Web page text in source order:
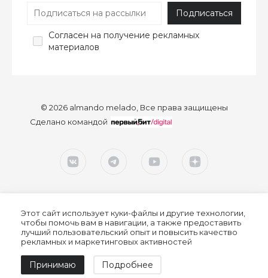
Согласен на получение рекламных
материалов
© 2026 almando melado, Все права защищены
Сделано командой
Согласие на обработку персональных данных
Политика конфиденциальности
Этот сайт использует куки-файлы и другие технологии,
чтобы помочь вам в навигации, а также предоставить
лучший пользовательский опыт и повысить качество
рекламных и маркетинговых активностей
Принимаю Подробнее